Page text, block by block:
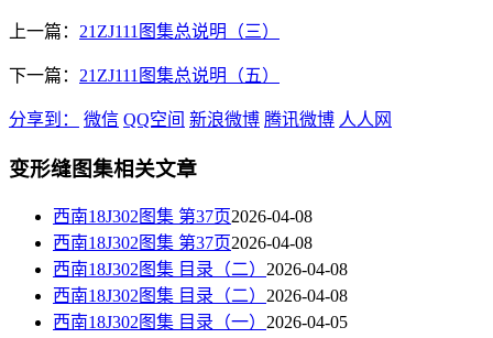
上一篇： 21ZJ111图集总说明（三）
下一篇： 21ZJ111图集总说明（五）
分享到： 微信 QQ空间 新浪微博 腾讯微博 人人网
变形缝图集相关文章
西南18J302图集 第37页2026-04-08
西南18J302图集 第37页2026-04-08
西南18J302图集 目录（二） 2026-04-08
西南18J302图集 目录（二） 2026-04-08
西南18J302图集 目录（一） 2026-04-05